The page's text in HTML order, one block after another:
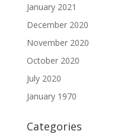
January 2021
December 2020
November 2020
October 2020
July 2020
January 1970
Categories